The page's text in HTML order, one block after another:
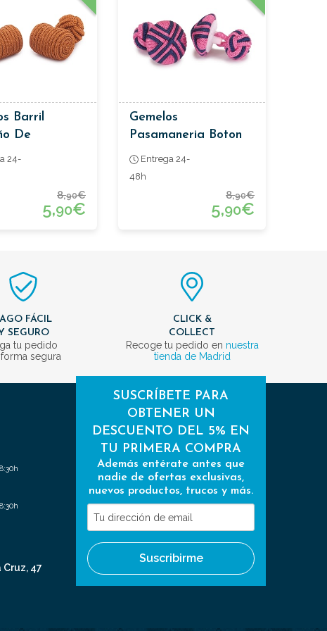
Barril
De
Color
24-
8,90€
5,90€
Gemelos
Pasamaneria Boton
Rosa Y Azul
Entrega 24-
48h
8,90€
5,90€
FÁCIL
SEGURO
tu pedido
segura
CLICK &
COLLECT
Recoge tu pedido en nuestra
tienda de Madrid
Cruz, 47
SUSCRÍBETE PARA
OBTENER UN
DESCUENTO DEL 5% EN
TU PRIMERA COMPRA
Además entérate antes que
nadie de ofertas exclusivas,
nuevos productos, trucos y más.
Tu
dirección
de
email
Suscribirme